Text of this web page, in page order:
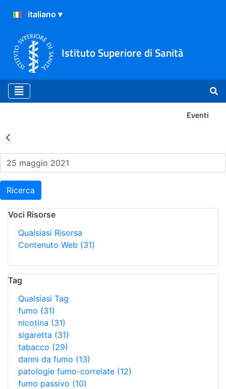
Istituto Superiore di Sanità
Eventi
Risultati della Ricerca -
Ricerca
Voci Risorse
Qualsiasi Risorsa
Contenuto Web (31)
Tag
Qualsiasi Tag
fumo (31)
nicotina (31)
sigaretta (31)
tabacco (29)
danni da fumo (13)
patologie fumo-correlate (12)
fumo passivo (10)